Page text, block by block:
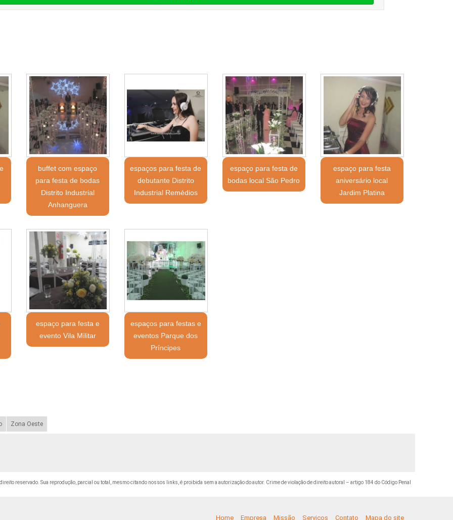
buffet com espaço
para festa de bodas
Distrito Industrial
Anhanguera
espaços para festa de
debutante Distrito
Industrial Remédios
espaço para festa de
bodas local São Pedro
espaço para festa
aniversário local
Jardim Platina
espaço para festa e
evento Vila Militar
espaços para festas e
eventos Parque dos
Príncipes
Zona Oeste
direito reservado. Sua reprodução, parcial ou total, mesmo citando nossos links, é proibida sem a autorização do autor. Crime de violação de direito autoral – artigo 184 do Código Penal
Home Empresa Missão Serviços Contato Mapa do site